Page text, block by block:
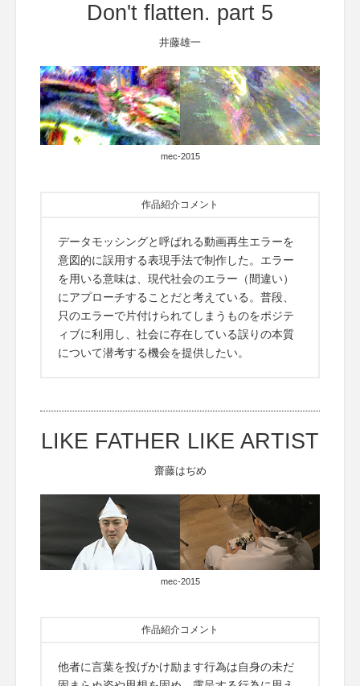
Don't flatten. part 5
井藤雄一
mec-2015
作品紹介コメント
データモッシングと呼ばれる動画再生エラーを
意図的に誤用する表現手法で制作した。エラー
を用いる意味は、現代社会のエラー（間違い）
にアプローチすることだと考えている。普段、
只のエラーで片付けられてしまうものをポジテ
ィブに利用し、社会に存在している誤りの本質
について潜考する機会を提供したい。
LIKE FATHER LIKE ARTIST
齋藤はぢめ
mec-2015
作品紹介コメント
他者に言葉を投げかけ励ます行為は自身の未だ